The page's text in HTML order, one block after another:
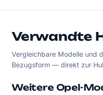
Verwandte
Vergleichbare Modelle und
Bezugsform — direkt zur
Weitere Opel-